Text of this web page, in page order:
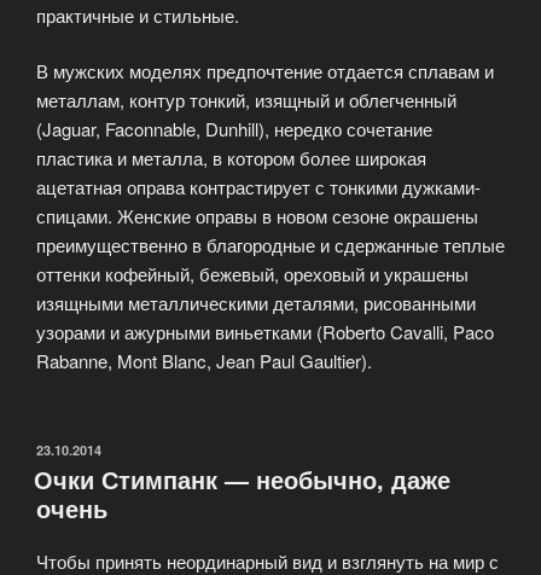
практичные и стильные.
В мужских моделях предпочтение отдается сплавам и
металлам, контур тонкий, изящный и облегченный
(Jaguar, Faconnable, Dunhill), нередко сочетание
пластика и металла, в котором более широкая
ацетатная оправа контрастирует с тонкими дужками-
спицами. Женские оправы в новом сезоне окрашены
преимущественно в благородные и сдержанные теплые
оттенки кофейный, бежевый, ореховый и украшены
изящными металлическими деталями, рисованными
узорами и ажурными виньетками (Roberto Cavalli, Paco
Rabanne, Mont Blanc, Jean Paul Gaultier).
ОПУБЛИКОВАНО
23.10.2014
Очки Стимпанк — необычно, даже
очень
Чтобы принять неординарный вид и взглянуть на мир с